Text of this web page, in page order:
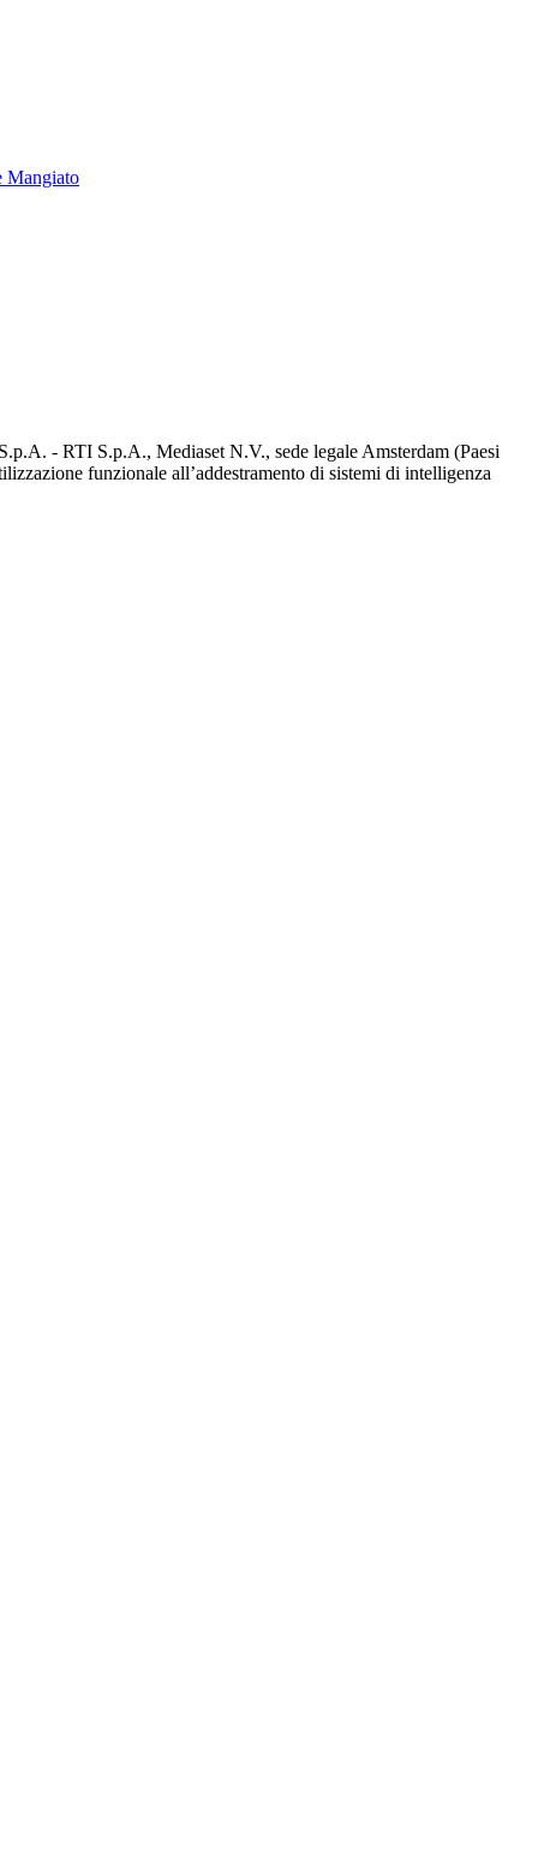
Mangiato
- RTI S.p.A., Mediaset N.V., sede legale Amsterdam (Paesi
funzionale all’addestramento di sistemi di intelligenza